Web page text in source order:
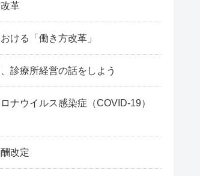
革
ける「働き方改革」
診療所経営の話をしよう
ナウイルス感染症（COVID-19）
改定